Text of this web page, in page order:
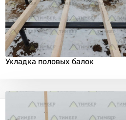
Укладка половых балок